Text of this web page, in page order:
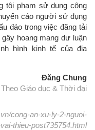
tội phạm sử dụng công
cáo người sử dụng
đáo trong việc đăng tải
hoang mang dư luận
hình kinh tế của địa
Đăng Chung
Theo Giáo dục & Thời đại
cong-an-xu-ly-2-nguoi-
thieu-post735754.html